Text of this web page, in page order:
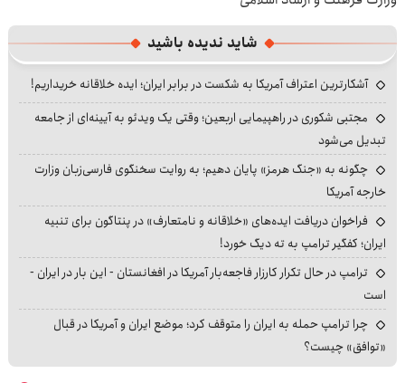
شاید ندیده باشید
آشکارترین اعتراف آمریکا به شکست در برابر ایران؛ ایده خلاقانه خریداریم!
مجتبی شکوری در راهپیمایی اربعین؛ وقتی یک ویدئو به آیینه‌ای از جامعه
تبدیل می‌شود
چگونه به «جنگ هرمز» پایان دهیم؛ به روایت سخنگوی فارسی‌زبان وزارت
خارجه آمریکا
فراخوان دریافت ایده‌های «خلاقانه و نامتعارف» در پنتاگون برای تنبیه
ایران؛ کفگیر ترامپ به ته دیگ خورد!
ترامپ در حال تکرار کارزار فاجعه‌بار آمریکا در افغانستان - این بار در ایران -
است
چرا ترامپ حمله به ایران را متوقف کرد؛ موضع ایران و آمریکا در قبال
«توافق» چیست؟